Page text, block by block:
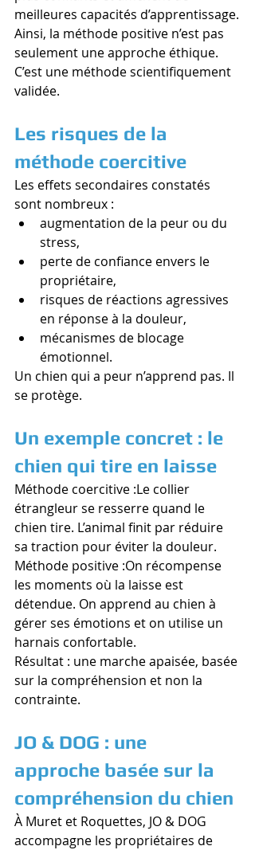
meilleures capacités d’apprentissage.
Ainsi, la méthode positive n’est pas
seulement une approche éthique.
C’est une méthode scientifiquement
validée.
Les risques de la
méthode coercitive
Les effets secondaires constatés
sont nombreux :
augmentation de la peur ou du
stress,
perte de confiance envers le
propriétaire,
risques de réactions agressives
en réponse à la douleur,
mécanismes de blocage
émotionnel.
Un chien qui a peur n’apprend pas. Il
se protège.
Un exemple concret : le
chien qui tire en laisse
Méthode coercitive :Le collier
étrangleur se resserre quand le
chien tire. L’animal finit par réduire
sa traction pour éviter la douleur.
Méthode positive :On récompense
les moments où la laisse est
détendue. On apprend au chien à
gérer ses émotions et on utilise un
harnais confortable.
Résultat : une marche apaisée, basée
sur la compréhension et non la
contrainte.
JO & DOG : une
approche basée sur la
compréhension du chien
À Muret et Roquettes, JO & DOG
accompagne les propriétaires de